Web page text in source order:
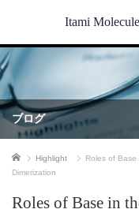
Itami
ブログ
ホーム Highlight
Roles of
Dimerization
Roles of Base in